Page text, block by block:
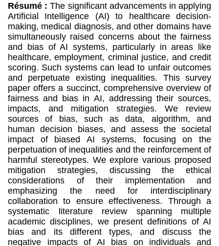
Résumé : The significant advancements in applying
Artificial Intelligence (AI) to healthcare decision-
making, medical diagnosis, and other domains have
simultaneously raised concerns about the fairness
and bias of AI systems, particularly in areas like
healthcare, employment, criminal justice, and credit
scoring. Such systems can lead to unfair outcomes
and perpetuate existing inequalities. This survey
paper offers a succinct, comprehensive overview of
fairness and bias in AI, addressing their sources,
impacts, and mitigation strategies. We review
sources of bias, such as data, algorithm, and
human decision biases, and assess the societal
impact of biased AI systems, focusing on the
perpetuation of inequalities and the reinforcement of
harmful stereotypes. We explore various proposed
mitigation strategies, discussing the ethical
considerations of their implementation and
emphasizing the need for interdisciplinary
collaboration to ensure effectiveness. Through a
systematic literature review spanning multiple
academic disciplines, we present definitions of AI
bias and its different types, and discuss the
negative impacts of AI bias on individuals and